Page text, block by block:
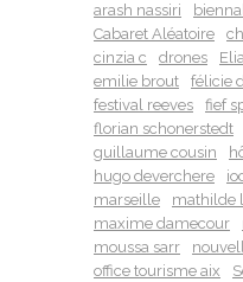
arash nassiri
Cabaret Aléatoire
cinzia c
drones
emilie brout
félicie
festival reeves
fief
florian schonerstedt
guillaume cousin
hugo deverchere
marseille
mathilde
maxime damecour
moussa sarr
office tourisme aix